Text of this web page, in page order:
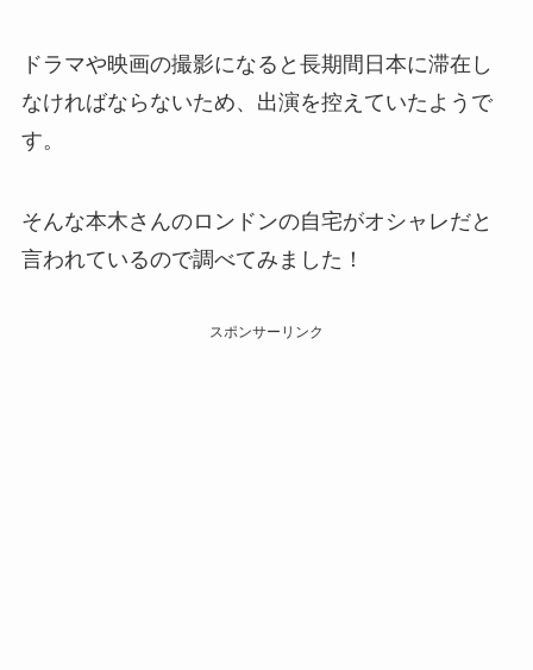
ドラマや映画の撮影になると長期間日本に滞在し
なければならないため、出演を控えていたようで
す。
そんな本木さんのロンドンの自宅がオシャレだと
言われているので調べてみました！
スポンサーリンク